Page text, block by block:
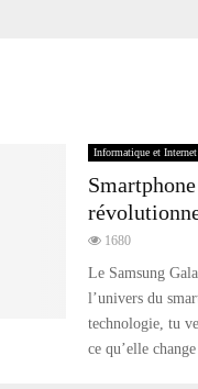
Informatique et Internet
1680
Le Samsung
l’univers du
technologie, tu
ce qu’elle